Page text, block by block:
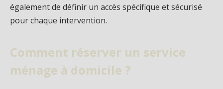
également de définir un accès spécifique et sécurisé
pour chaque intervention.
Comment réserver un service
ménage à domicile ?